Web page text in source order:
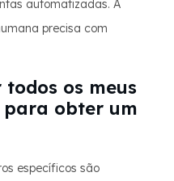
automatizadas. A
precisa com
os meus
para obter um
específicos são